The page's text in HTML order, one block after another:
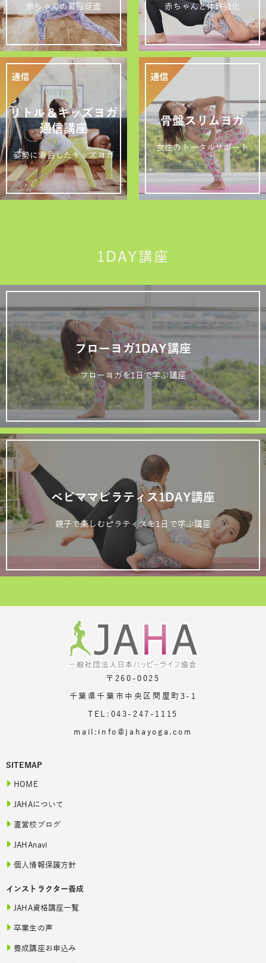
赤ちゃんの育脳促進 赤ちゃんと体幹強化
リトル＆キッズヨガ
通信講座
姿勢に着目したキッズヨガ
骨盤スリムヨガ
女性のトータルサポート
1DAY講座
フローヨガ1DAY講座
フローヨガを1日で学ぶ講座
ベビママピラティス1DAY講座
親子で楽しむピラティスを1日で学ぶ講座
〒260-0025
千葉県千葉市中央区問屋町3-1
TEL:043-247-1115
mail:info@jahayoga.com
SITEMAP
HOME
JAHAについて
直営校ブログ
JAHAnavi
個人情報保護方針
インストラクター養成
JAHA資格講座一覧
卒業生の声
養成講座お申込み